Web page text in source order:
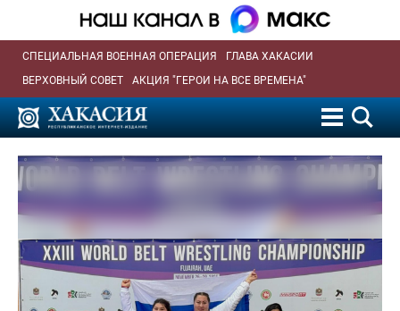
СПЕЦИАЛЬНАЯ ВОЕННАЯ ОПЕРАЦИЯ
ГЛАВА ХАКАСИИ
ВЕРХОВНЫЙ СОВЕТ
АКЦИЯ "ГЕРОИ НА ВСЕ ВРЕМЕНА"